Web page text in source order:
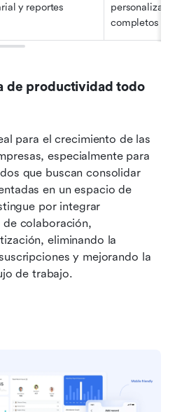
y reportes
completos
de productividad todo
para el crecimiento de las
especialmente para
que buscan consolidar
en un espacio de
por integrar
de colaboración,
eliminando la
y mejorando la
de trabajo.